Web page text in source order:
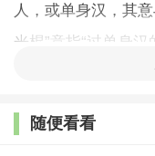
人，或单身汉，其
光棍”意指“过单身汉
成“bare branches”
一词更贴近原意。
随便看看